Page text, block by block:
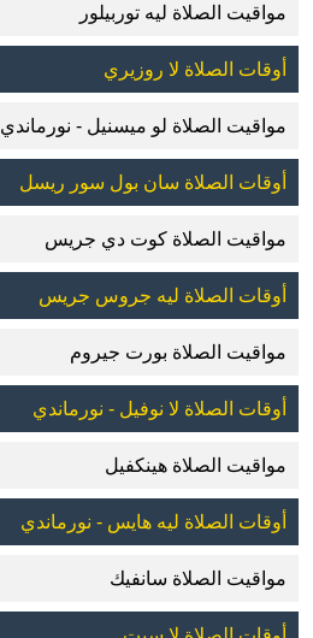
مواقيت الصلاة ليه توربيلور
أوقات الصلاة لا روزيري
مواقيت الصلاة لو ميسنيل - نورماندي
أوقات الصلاة سان بول سور ريسل
مواقيت الصلاة كوت دي جريس
أوقات الصلاة ليه جروس جريس
مواقيت الصلاة بورت جيروم
أوقات الصلاة لا نوفيل - نورماندي
مواقيت الصلاة هينكفيل
أوقات الصلاة ليه هايس - نورماندي
مواقيت الصلاة سانفيك